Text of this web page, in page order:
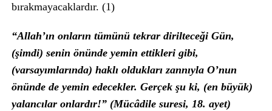
bırakmayacaklardır. (1)
“Allah’ın onların tümünü tekrar dirilteceği Gün,
(şimdi) senin önünde yemin ettikleri gibi,
(varsayımlarında) haklı oldukları zannıyla O’nun
önünde de yemin edecekler. Gerçek şu ki, (en büyük)
yalancılar onlardır!” (Mücâdile suresi, 18. ayet)